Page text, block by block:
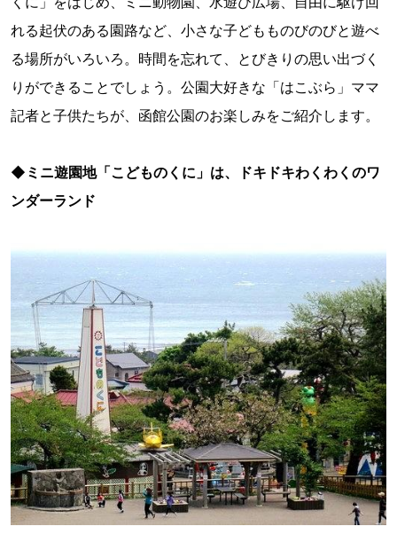
れる起伏のある園路など、小さな子どもものびのびと遊べ
る場所がいろいろ。時間を忘れて、とびきりの思い出づく
りができることでしょう。公園大好きな「はこぶら」ママ
記者と子供たちが、函館公園のお楽しみをご紹介します。
◆ミニ遊園地「こどものくに」は、ドキドキわくわくのワ
ンダーランド